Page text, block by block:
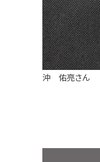
沖 佑亮さん